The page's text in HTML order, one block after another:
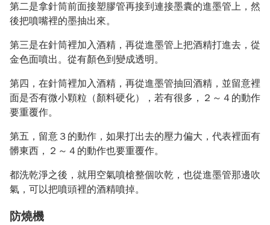
第二是拿針筒前面接塑膠管再接到連接墨囊的進墨管上，然
後把噴嘴裡的墨抽出來。
第三是在針筒裡加入酒精，再從進墨管上把酒精打進去，從
金色面噴出。從有顏色到變成透明。
第四，在針筒裡加入酒精，再從進墨管抽回酒精，並留意裡
面是否有微小顆粒（顏料硬化），若有很多，２～４的動作
要重覆作。
第五，留意３的動作，如果打出去的壓力偏大，代表裡面有
髒東西，２～４的動作也要重覆作。
都洗乾淨之後，就用空氣噴槍整個吹乾，也從進墨管那邊吹
氣，可以把噴頭裡的酒精噴掉。
防燒機